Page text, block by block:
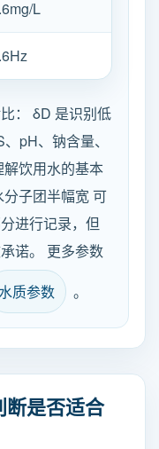
L
： δD 是识别低
pH、钠含量、
饮用水的基本
子团半幅宽 可
进行记录，但
诺。 更多参数
质参数 。
是否适合